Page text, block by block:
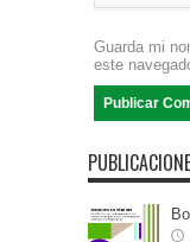
Guarda mi
este